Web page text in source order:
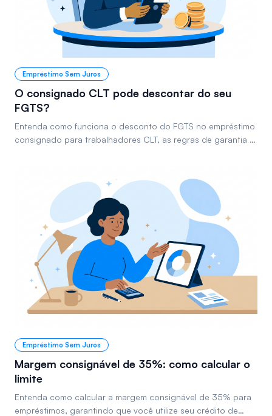
Empréstimo Sem Juros
O consignado CLT pode descontar do seu
FGTS?
Entenda como funciona o desconto do FGTS no empréstimo
consignado para trabalhadores CLT, as regras de garantia e
Empréstimo Sem Juros
Margem consignável de 35%: como calcular o
limite
Entenda como calcular a margem consignável de 35% para
empréstimos, garantindo que você utilize seu crédito de